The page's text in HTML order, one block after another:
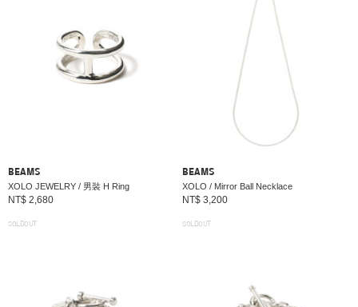
BEAMS
XOLO JEWELRY / 男裝 H Ring
NT$ 2,680
BEAMS
XOLO / Mirror Ball Necklace
NT$ 3,200
SOLDOUT SOLDOUT